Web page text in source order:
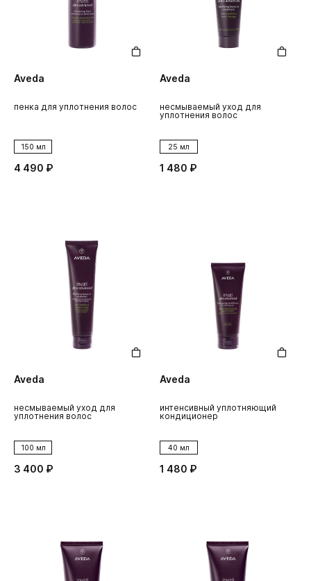
Aveda
пенка для уплотнения волос
150 мл
4 490 ₽
Aveda
несмываемый уход для
уплотнения волос
25 мл
1 480 ₽
Aveda
несмываемый уход для
уплотнения волос
100 мл
3 400 ₽
Aveda
интенсивный уплотняющий
кондиционер
40 мл
1 480 ₽